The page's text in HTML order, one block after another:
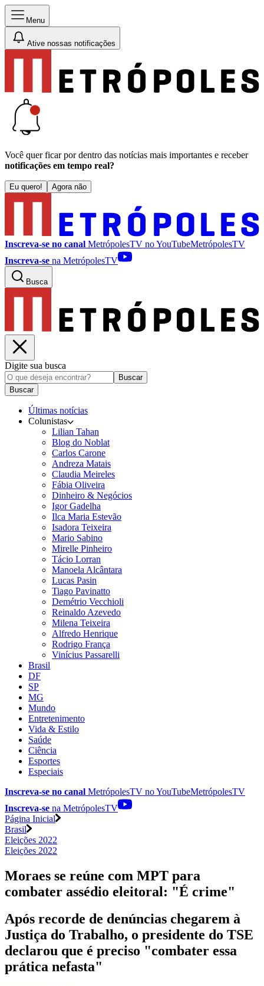
Menu
Ative nossas notificações
Você quer ficar por dentro das notícias mais importantes e receber
notificações em tempo real?
Eu quero! Agora não
Inscreva-se no canal MetrópolesTV noYouTubeMetrópolesTV
Inscreva-se na MetrópolesTV
Busca
Digite sua busca
Buscar
Buscar
Últimas notícias
Colunistas
Lilian Tahan
Blog do Noblat
Carlos Carone
Andreza Matais
Claudia Meireles
Fábia Oliveira
Dinheiro & Negócios
Igor Gadelha
Ilca Maria Estevão
Isadora Teixeira
Mario Sabino
Mirelle Pinheiro
Tácio Lorran
Manoela Alcântara
Lucas Pasin
Tiago Pavinatto
Demétrio Vecchioli
Reinaldo Azevedo
Milena Teixeira
Alfredo Henrique
Rodrigo França
Vinícius Passarelli
Brasil
DF
SP
MG
Mundo
Entretenimento
Vida & Estilo
Saúde
Ciência
Esportes
Especiais
Inscreva-se no canal MetrópolesTV noYouTubeMetrópolesTV
Inscreva-se na MetrópolesTV
Página Inicial
Brasil
Eleições 2022
Eleições 2022
Moraes se reúne com MPT para
combater assédio eleitoral: "É crime"
Após recorde de denúncias chegarem à
Justiça do Trabalho, o presidente do TSE
declarou que é preciso "combater essa
prática nefasta"